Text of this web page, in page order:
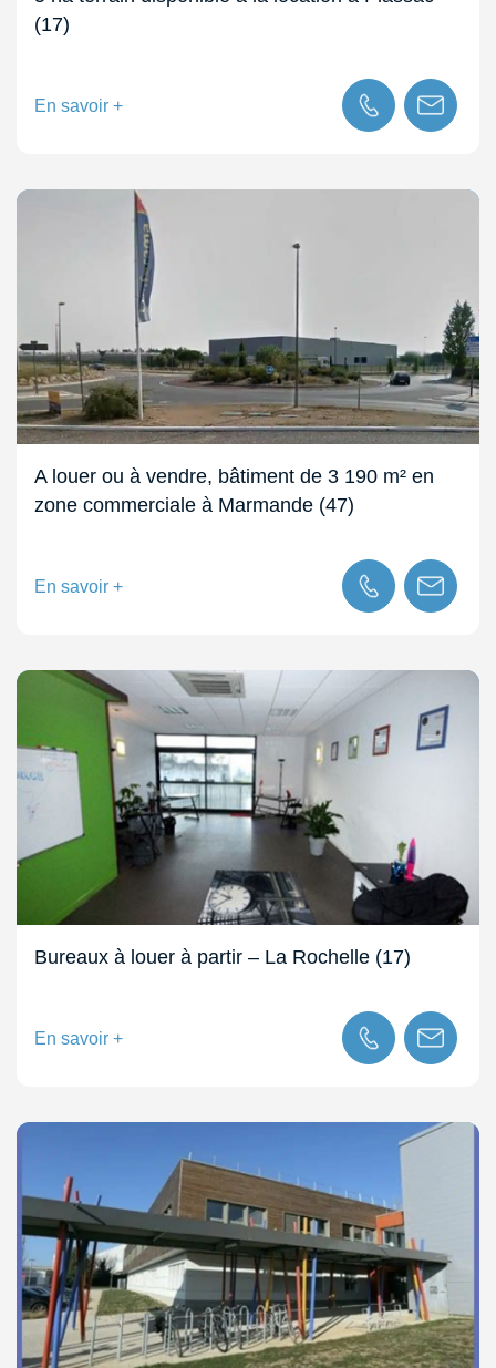
(17)
En savoir +
A louer ou à vendre, bâtiment de 3 190 m² en
zone commerciale à Marmande (47)
En savoir +
Bureaux à louer à partir – La Rochelle (17)
En savoir +